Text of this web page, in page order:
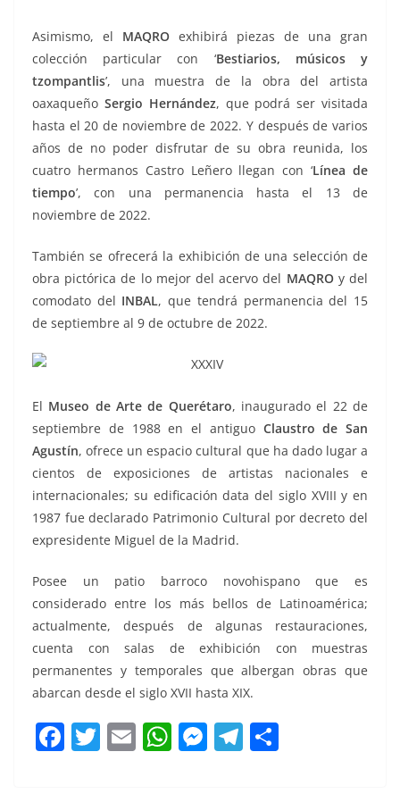
Asimismo, el MAQRO exhibirá piezas de una gran
colección particular con ‘Bestiarios, músicos y
tzompantlis’, una muestra de la obra del artista
oaxaqueño Sergio Hernández, que podrá ser visitada
hasta el 20 de noviembre de 2022. Y después de varios
años de no poder disfrutar de su obra reunida, los
cuatro hermanos Castro Leñero llegan con ‘Línea de
tiempo’, con una permanencia hasta el 13 de
noviembre de 2022.
También se ofrecerá la exhibición de una selección de
obra pictórica de lo mejor del acervo del MAQROy del
comodato del INBAL, que tendrá permanencia del 15
de septiembre al 9 de octubre de 2022.
El Museo de Arte de Querétaro, inaugurado el 22 de
septiembre de 1988 en el antiguo Claustro de San
Agustín, ofrece un espacio cultural que ha dado lugar a
cientos de exposiciones de artistas nacionales e
internacionales; su edificación data del siglo XVIII y en
1987 fue declarado Patrimonio Cultural por decreto del
expresidente Miguel de la Madrid.
Posee un patio barroco novohispano que es
considerado entre los más bellos de Latinoamérica;
actualmente, después de algunas restauraciones,
cuenta con salas de exhibición con muestras
permanentes y temporales que albergan obras que
abarcan desde el siglo XVII hasta XIX.
F T E W M T